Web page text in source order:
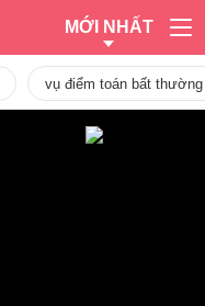
MỚI NHẤT
vụ điểm toán bất